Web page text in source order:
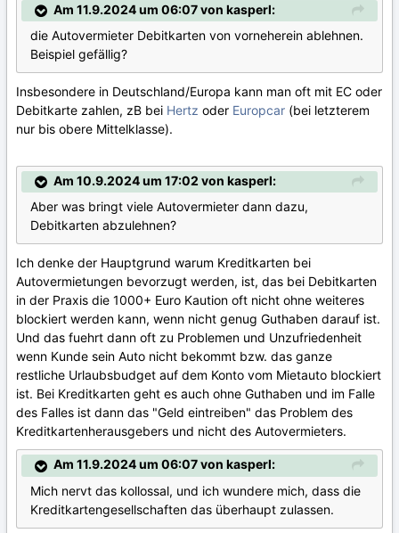
Am 11.9.2024 um 06:07 von kasperl:
die Autovermieter Debitkarten von vorneherein ablehnen.
Beispiel gefällig?
Insbesondere in Deutschland/Europa kann man oft mit EC oder
Debitkarte zahlen, zB bei Hertz oder Europcar (bei letzterem
nur bis obere Mittelklasse).
Am 10.9.2024 um 17:02 von kasperl:
Aber was bringt viele Autovermieter dann dazu,
Debitkarten abzulehnen?
Ich denke der Hauptgrund warum Kreditkarten bei
Autovermietungen bevorzugt werden, ist, das bei Debitkarten
in der Praxis die 1000+ Euro Kaution oft nicht ohne weiteres
blockiert werden kann, wenn nicht genug Guthaben darauf ist.
Und das fuehrt dann oft zu Problemen und Unzufriedenheit
wenn Kunde sein Auto nicht bekommt bzw. das ganze
restliche Urlaubsbudget auf dem Konto vom Mietauto blockiert
ist. Bei Kreditkarten geht es auch ohne Guthaben und im Falle
des Falles ist dann das "Geld eintreiben" das Problem des
Kreditkartenherausgebers und nicht des Autovermieters.
Am 11.9.2024 um 06:07 von kasperl:
Mich nervt das kollossal, und ich wundere mich, dass die
Kreditkartengesellschaften das überhaupt zulassen.